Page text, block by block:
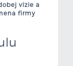
vízie a
firmy